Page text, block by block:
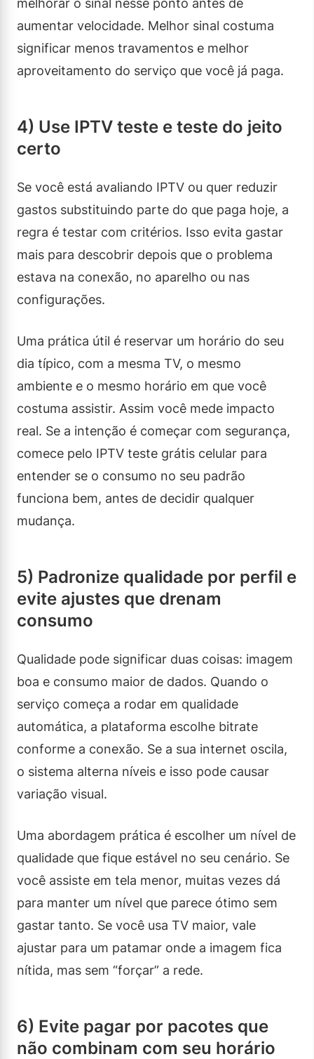
melhorar o sinal nesse ponto antes de
aumentar velocidade. Melhor sinal costuma
significar menos travamentos e melhor
aproveitamento do serviço que você já paga.
4) Use IPTV teste e teste do jeito
certo
Se você está avaliando IPTV ou quer reduzir
gastos substituindo parte do que paga hoje, a
regra é testar com critérios. Isso evita gastar
mais para descobrir depois que o problema
estava na conexão, no aparelho ou nas
configurações.
Uma prática útil é reservar um horário do seu
dia típico, com a mesma TV, o mesmo
ambiente e o mesmo horário em que você
costuma assistir. Assim você mede impacto
real. Se a intenção é começar com segurança,
comece pelo IPTV teste grátis celular para
entender se o consumo no seu padrão
funciona bem, antes de decidir qualquer
mudança.
5) Padronize qualidade por perfil e
evite ajustes que drenam
consumo
Qualidade pode significar duas coisas: imagem
boa e consumo maior de dados. Quando o
serviço começa a rodar em qualidade
automática, a plataforma escolhe bitrate
conforme a conexão. Se a sua internet oscila,
o sistema alterna níveis e isso pode causar
variação visual.
Uma abordagem prática é escolher um nível de
qualidade que fique estável no seu cenário. Se
você assiste em tela menor, muitas vezes dá
para manter um nível que parece ótimo sem
gastar tanto. Se você usa TV maior, vale
ajustar para um patamar onde a imagem fica
nítida, mas sem “forçar” a rede.
6) Evite pagar por pacotes que
não combinam com seu horário